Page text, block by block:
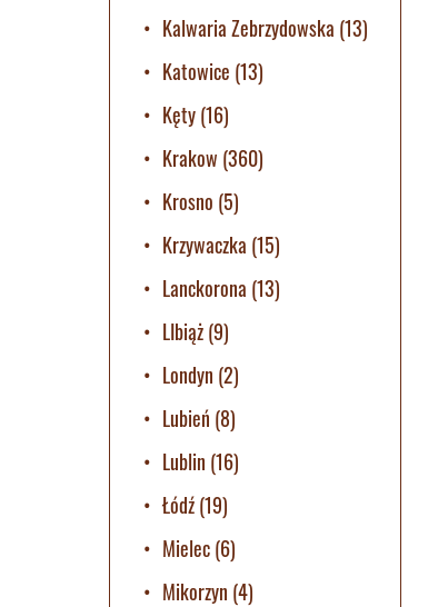
Kalwaria Zebrzydowska (13)
Katowice (13)
Kęty(16)
Krakow (360)
Krosno (5)
Krzywaczka (15)
Lanckorona (13)
LIbiąż(9)
Londyn (2)
Lubień (8)
Lublin (16)
Łódź(19)
Mielec(6)
Mikorzyn (4)